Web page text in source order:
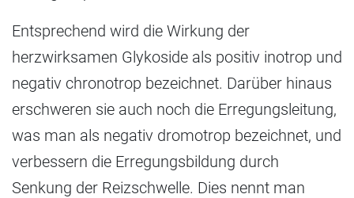
Entsprechend wird die Wirkung der
herzwirksamen Glykoside als positiv inotrop und
negativ chronotrop bezeichnet. Darüber hinaus
erschweren sie auch noch die Erregungsleitung,
was man als negativ dromotrop bezeichnet, und
verbessern die Erregungsbildung durch
Senkung der Reizschwelle. Dies nennt man